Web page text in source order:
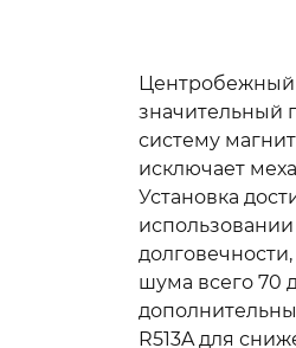
Центробежный
значительный
систему
исключает
Установка
использовании
шума всего 70
R513A для